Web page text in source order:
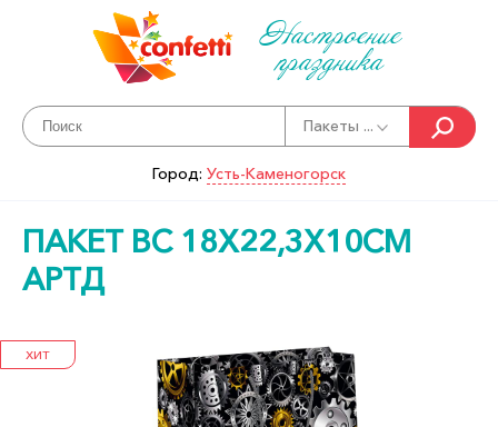
Настроение
праздника
Пакеты ...
Город: Усть-Каменогорск
ПАКЕТ BC 18Х22,3Х10СМ
АРТД
ХИТ